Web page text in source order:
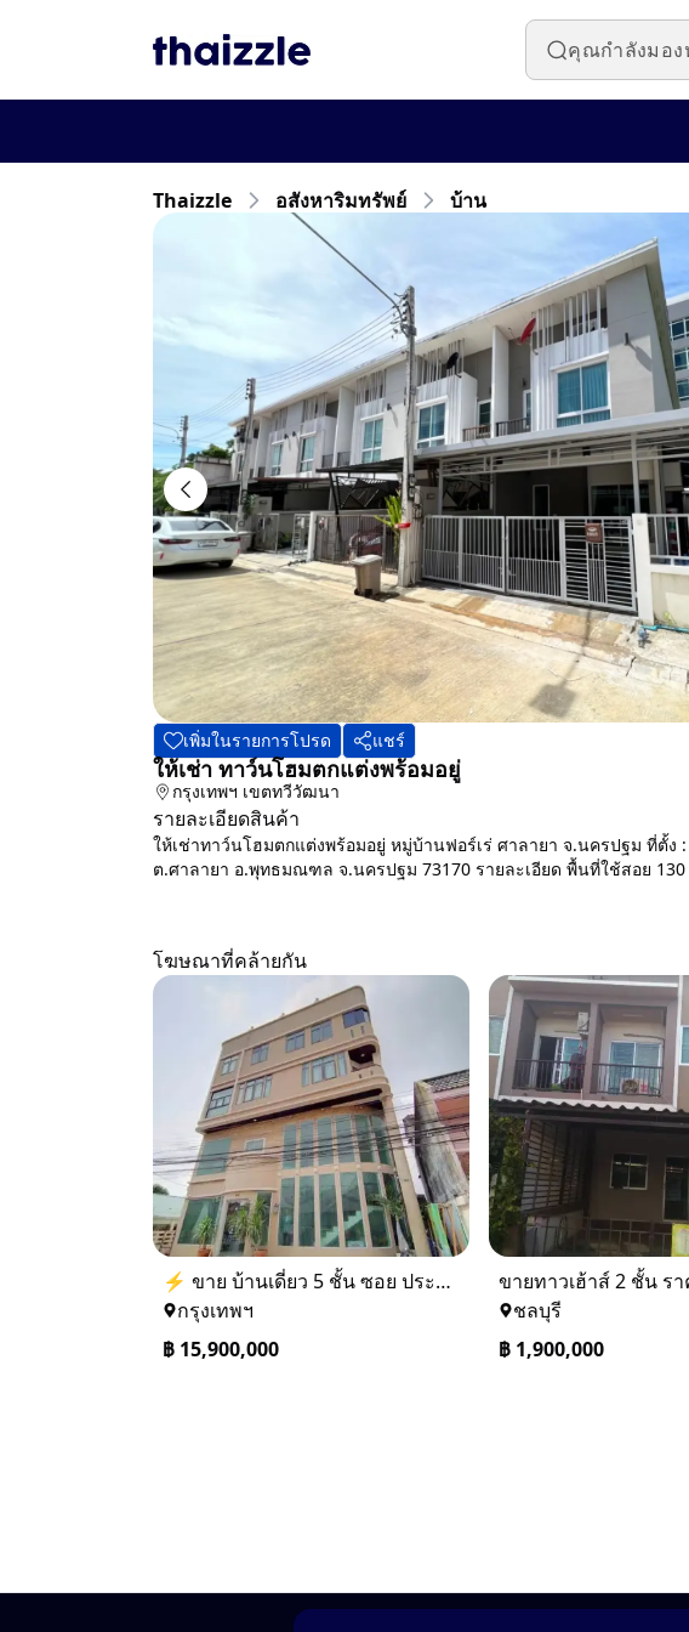
Thaizzle อสังหาริมทรัพย์ บ้าน
เพิ่มในรายการโปรด แชร์
ให้เช่า ทาว์นโฮมตกแต่งพร้อมอยู่
กรุงเทพฯ เขตทวีวัฒนา
รายละเอียดสินค้า
ให้เช่าทาว์นโฮมตกแต่งพร้อมอยู่ หมู่บ้านฟอร์เร่ ศาลายา จ.นครปฐม ที่ตั้
ต.ศาลายา อ.พุทธมณฑล จ.นครปฐม 73170 รายละเอียด พื้นที่ใช้สอย 130
โฆษณาที่คล้ายกัน
⚡ ขาย บ้านเดี่ยว 5 ชั้น ซอย ประชาชื่น 14 ใกล้ BTS
กรุงเทพฯ
฿ 15,900,000
ชลบุรี
฿ 1,900,000